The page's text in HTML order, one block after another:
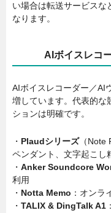
い場合は転送サービスな
なります。
AIボイスレコ
AIボイスレコーダー／AI
増しています。代表的な
ションは明確です。
・ Plaudシリーズ（Note
ペンダント、文字起こし
・ Anker Soundcore
利用
・ Notta Memo ：オンラ
・ TALIX & DingTalk A1